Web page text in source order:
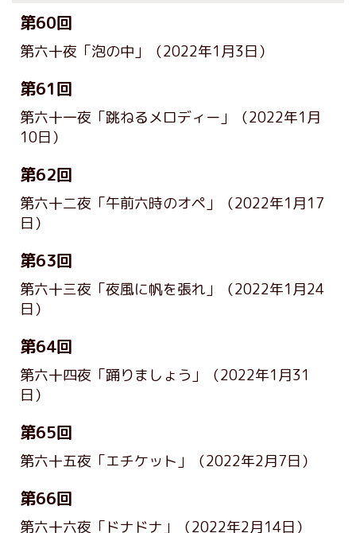
第60回
第六十夜「泡の中」 （2022年1月3日）
第61回
第六十一夜「跳ねるメロディー」
（2022年1月
10日）
第62回
第六十二夜「午前六時のオペ」
（2022年1月17
日）
第63回
第六十三夜「夜風に帆を張れ」
（2022年1月24
日）
第64回
第六十四夜「踊りましょう」
（2022年1月31
日）
第65回
第六十五夜「エチケット」 （2022年2月7日）
第66回
第六十六夜「ドナドナ」 （2022年2月14日）